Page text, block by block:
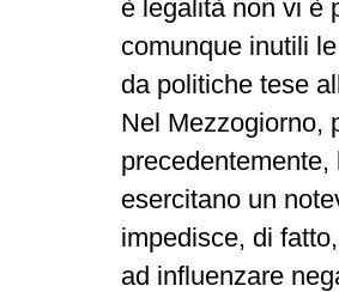
è legalità non vi è
comunque inutili
da politiche tese
Nel Mezzogiorno,
esercitano un
impedisce, di
ad influenzare